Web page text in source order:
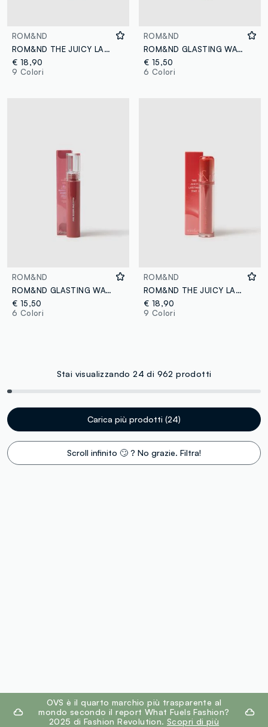
ROM&ND
ROM&ND THE JUICY LASTING TINT 04 FIG FIG - make-up coreano
€ 18,90
9 Colori
ROM&ND
ROM&ND GLASTING WATER TINT 15 NUDY SUNDOWN - make-up coreano
€ 15,50
6 Colori
ROM&ND
ROM&ND GLASTING WATER TINT 16 FIGRISE - make-up coreano
€ 15,50
6 Colori
ROM&ND
ROM&ND THE JUICY LASTING TINT 05 JUJUBE - make-up coreano
€ 18,90
9 Colori
Stai visualizzando 24 di 962 prodotti
Carica più prodotti (24)
Scroll infinito 🙄 ? No grazie. Filtra!
footer.ariatitleOVS è il quarto marchio più trasparente al
mondo secondo il report What Fuels Fashion?
2025 di Fashion Revolution. Scopri di più